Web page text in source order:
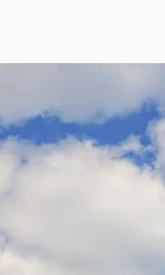
para você direcionar
Mais de 1 milhão de
empresas,